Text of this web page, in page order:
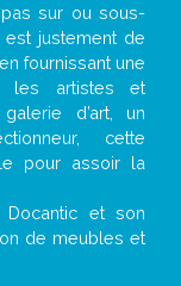
pas sur ou sous-
justement de
fournissant une
les artistes et
d’art, un
cette
pour assoir la
Docantic et son
de meubles et